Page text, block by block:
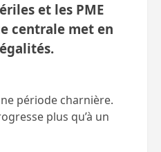
et les PME
centrale met en
période charnière.
plus qu’à un